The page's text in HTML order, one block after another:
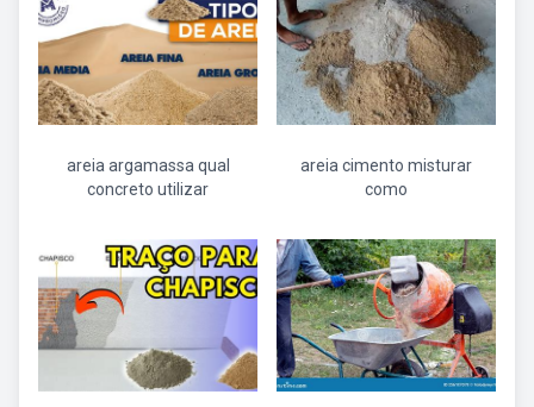
areia argamassa qual
concreto utilizar
areia cimento misturar
como